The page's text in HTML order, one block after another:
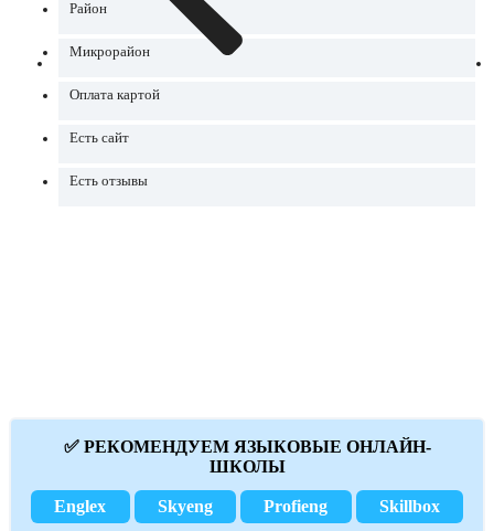
Район
Микрорайон
Оплата картой
Есть сайт
Есть отзывы
✅ РЕКОМЕНДУЕМ ЯЗЫКОВЫЕ ОНЛАЙН-
ШКОЛЫ
Englex Skyeng Profieng Skillbox